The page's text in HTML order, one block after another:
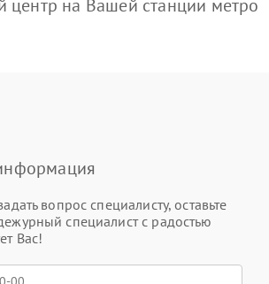
центр на Вашей станции метро
вопрос специалисту, оставьте
специалист с радостью
Вас!